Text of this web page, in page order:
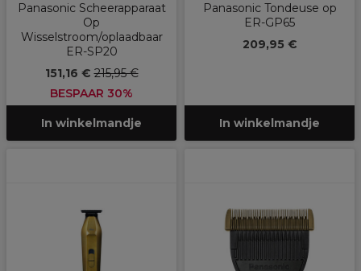
Panasonic Scheerapparaat
Op
Wisselstroom/oplaadbaar
ER-SP20
151,16 €215,95 €
BESPAAR 30%
In winkelmandje
Panasonic Tondeuse op
ER-GP65
209,95 €
In winkelmandje